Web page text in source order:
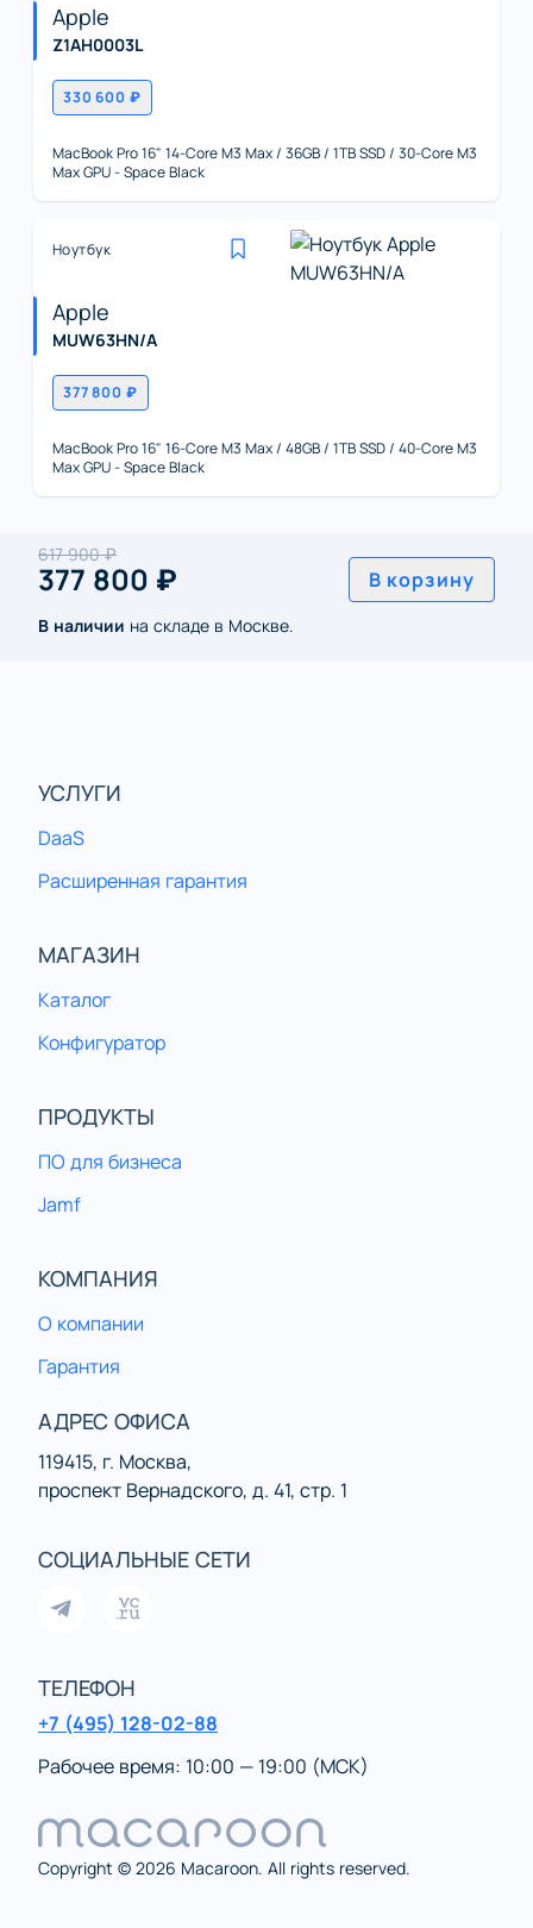
Apple
Z1AH0003L
330 600 ₽
MacBook Pro 16" 14-Core M3 Max / 36GB / 1TB SSD / 30-Core M3
Max GPU - Space Black
Ноутбук
Apple
MUW63HN/A
377 800 ₽
MacBook Pro 16" 16-Core M3 Max / 48GB / 1TB SSD / 40-Core M3
Max GPU - Space Black
377 800 ₽
617 900 ₽
В корзину
В наличии на складе в Москве.
УСЛУГИ
DaaS
Расширенная гарантия
МАГАЗИН
Каталог
Конфигуратор
ПРОДУКТЫ
ПО для бизнеса
Jamf
КОМПАНИЯ
О компании
Гарантия
АДРЕС ОФИСА
119415, г. Москва,
проспект Вернадского, д. 41, стр. 1
СОЦИАЛЬНЫЕ СЕТИ
ТЕЛЕФОН
+7 (495) 128-02-88
Рабочее время: 10:00 — 19:00 (МСК)
Copyright © 2026 Macaroon. All rights reserved.